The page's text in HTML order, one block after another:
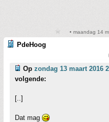
• maandag 14
PdeHoog
Op zondag 13 maart 2016
volgende:
[..]
Dat mag